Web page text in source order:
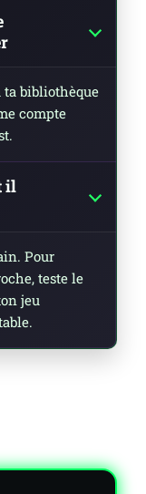
bibliothèque
compte
il
Pour
teste le
jeu